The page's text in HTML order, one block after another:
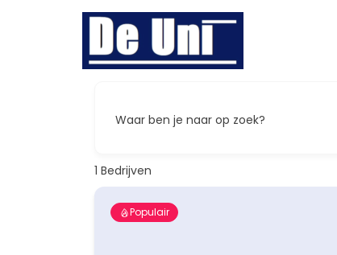
Waar ben je naar op zoek?
1 Bedrijven
Populair